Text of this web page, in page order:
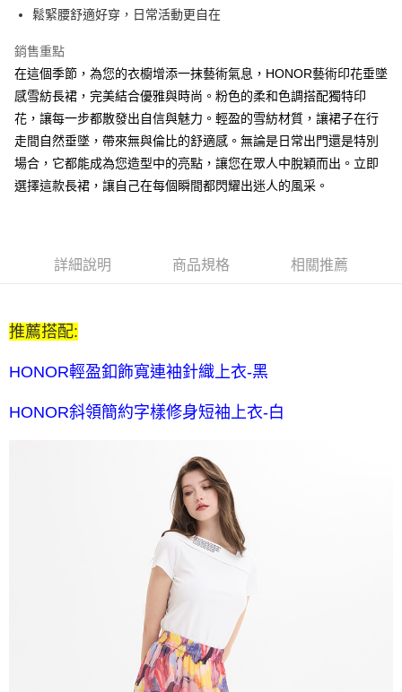
Google Pay
ATM付款
運送方式
全家取貨付款 -訂單滿 $2000 元即享免運服務，未滿則另收
$80 元物流費用。
每筆NT$80，滿NT$2,000(含以上)免運費
每筆NT$80，滿NT$2,000(含以上)免運費
7-11付款後取貨-訂單滿 $2000 元即享免運服務-未滿則另收
每筆NT$80，滿NT$2,000(含以上)免運費
每筆NT$120，滿NT$2,000(含以上)免運費
鬆緊腰舒適好穿，日常活動更自在
銷售重點
在這個季節，為您的衣櫥增添一抹藝術氣息，HONOR藝術印花垂墜
感雪紡長裙，完美結合優雅與時尚。粉色的柔和色調搭配獨特印
花，讓每一步都散發出自信與魅力。輕盈的雪紡材質，讓裙子在行
走間自然垂墜，帶來無與倫比的舒適感。無論是日常出門還是特別
場合，它都能成為您造型中的亮點，讓您在眾人中脫穎而出。立即
選擇這款長裙，讓自己在每個瞬間都閃耀出迷人的風采。
詳細說明 商品規格 相關推薦
推薦搭配:
HONOR輕盈釦飾寬連袖針織上衣-黑
HONOR斜領簡約字樣修身短袖上衣-白